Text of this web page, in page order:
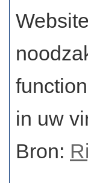
in uw
Bron: